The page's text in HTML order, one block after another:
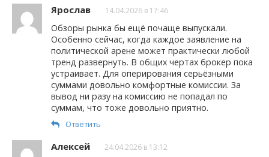
Ярослав 14.04.2026 в 17:46
Обзоры рынка бы ещё почаще выпускали.
Особенно сейчас, когда каждое заявление на
политической арене может практически любой
тренд развернуть. В общих чертах брокер пока
устраивает. Для оперирования серьёзными
суммами довольно комфортные комиссии. За
вывод ни разу на комиссию не попадал по
суммам, что тоже довольно приятно.
Ответить
Алексей 24.04.2026 в 13:12